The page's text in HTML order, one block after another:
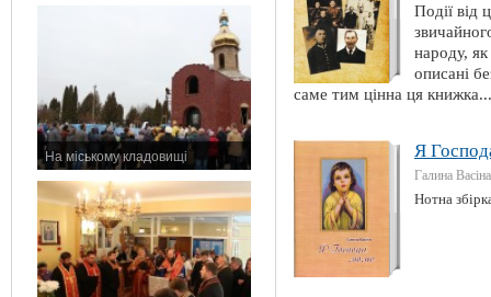
На міському кладовищі
Події від
народу,
описані
саме тим цінна ця книжка...
Я
Галина Васіна
Нотна